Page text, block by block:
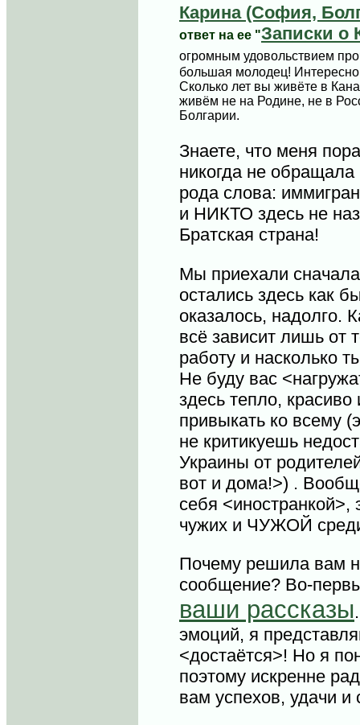
Карина (София,
ответ на ее "Записки о
огромным удовольствием
большая молодец!
Сколько лет вы живёте в
живём не на Родине, не в
Болгарии.
Знаете, что меня
никогда не
рода слова:
и НИКТО здесь не
Братская страна!
Мы приехали
остались здесь как
оказалось, надолго.
всё зависит лишь от
работу и насколько
Не буду вас
здесь тепло,
привыкать ко всему
не критикуешь
Украины от
вот и дома!>) .
себя
чужих и ЧУЖОЙ
Почему решила вам
сообщение? Во-
ваши рассказы
эмоций, я
<достаётся>! Но я
поэтому искренне
вам успехов, удачи и